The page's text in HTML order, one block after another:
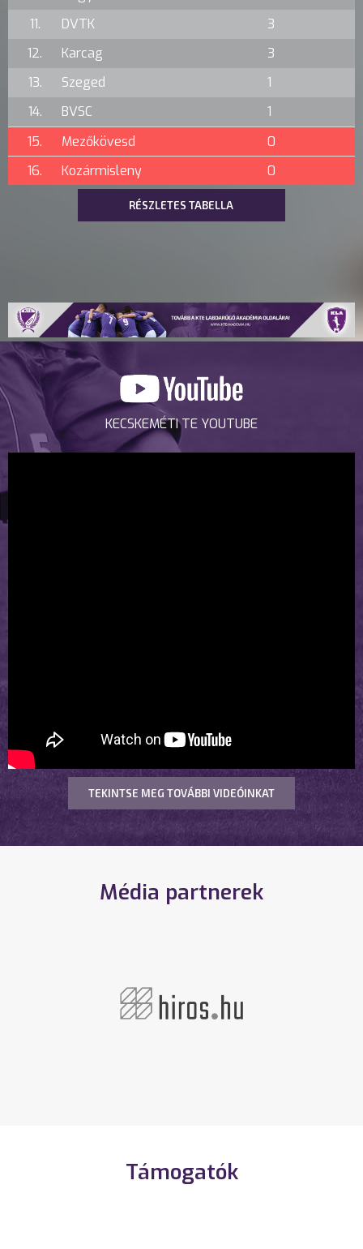
11.
DVTK
3
12.
Karcag
3
13.
Szeged
1
14.
BVSC
1
15.
Mezőkövesd
0
16.
Kozármisleny 0
RÉSZLETES TABELLA
KECSKEMÉTI TE YOUTUBE
TEKINTSE MEG TOVÁBBI VIDEÓINKAT
Média partnerek
Támogatók